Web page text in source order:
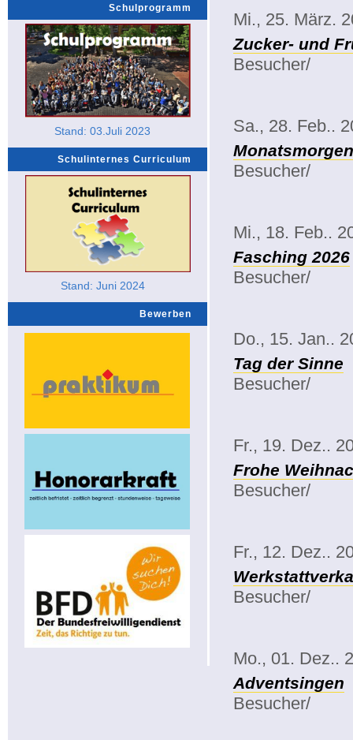
Schulprogramm
Stand: 03.Juli 2023
Schulinternes Curriculum
Stand: Juni 2024
Bewerben
Mi., 25. März.
Zucker- und
Besucher/
Sa., 28. Feb..
Besucher/
Mi., 18. Feb..
Fasching 2026
Besucher/
Do., 15. Jan..
Tag der Sinne
Besucher/
Fr., 19. Dez..
Frohe
Besucher/
Fr., 12. Dez..
Besucher/
Mo., 01. Dez..
Adventsingen
Besucher/